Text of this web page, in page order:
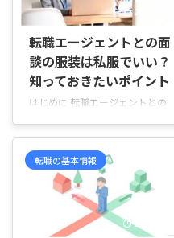
金がかかるのでは？」と不安に感
じる方もいると思います。 転職
エージェントの報酬は、基本的に
採用する企業が支払う仕組みで
す。そのため、求職者は原則とし
て費用を負担せずに利用できま
す。 ただし、「なぜこの求人を
お願いできる？」など、仕組みを
知っておきたい方も多いでしょ
う。 この記事では、転職エージ
ェント ...
2026/1/16
転職エージェントとの面
談の服装は私服でいい？
知っておきたいポイント
はじめに 転職エージェントとの
て行けばいいのか」という点で
す。面接ほどかしこまらなくてい
いと聞いても、ジャケットは必要
なのか、私服ならどの程度まで許
されるのかと、判断に迷ってしま
います。その結果、無難そうだか
転職の基本情報
2026/4/16